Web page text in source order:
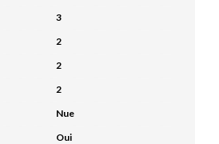
3
2
2
2
Nue
Oui